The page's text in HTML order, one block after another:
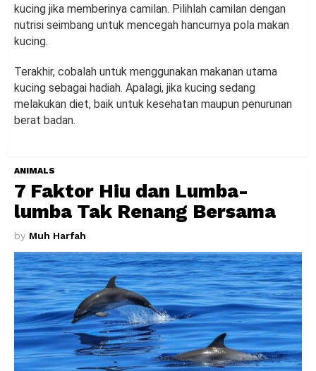
kucing jika memberinya camilan. Pilihlah camilan dengan
nutrisi seimbang untuk mencegah hancurnya pola makan
kucing.
Terakhir, cobalah untuk menggunakan makanan utama
kucing sebagai hadiah. Apalagi, jika kucing sedang
melakukan diet, baik untuk kesehatan maupun penurunan
berat badan.
ANIMALS
7 Faktor Hiu dan Lumba-
lumba Tak Renang Bersama
by Muh Harfah